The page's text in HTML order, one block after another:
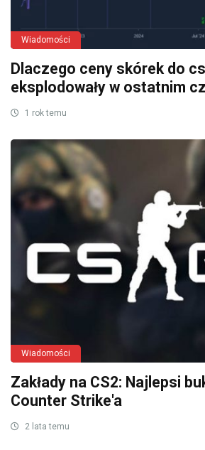
Wiadomości
Dlaczego ceny skórek do
eksplodowały w ostatnim
1 rok temu
Wiadomości
Zakłady na CS2: Najlepsi
Counter Strike'a
2 lata temu